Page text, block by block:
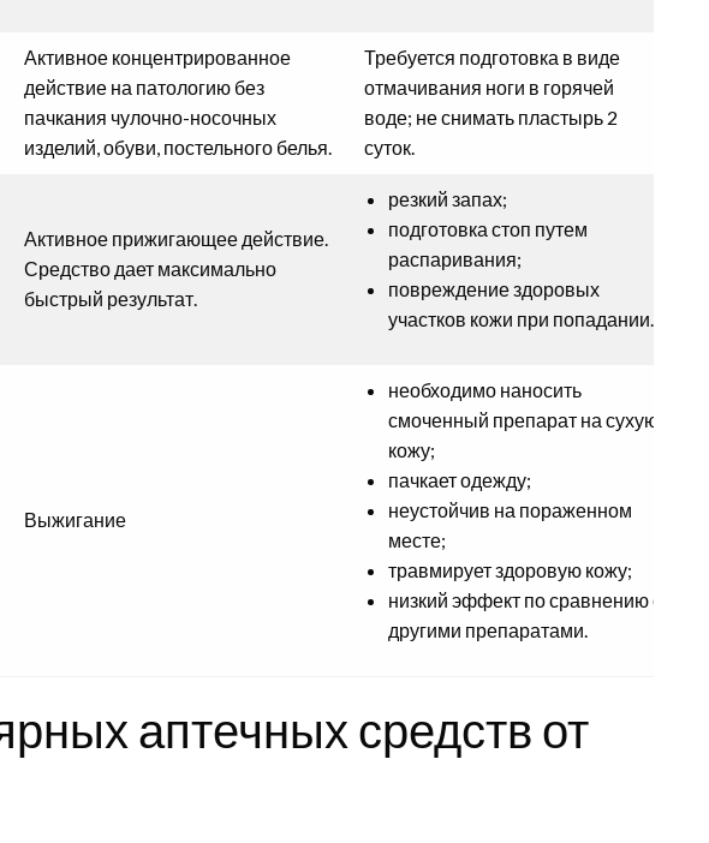
Активное концентрированное
действие на патологию без
пачкания чулочно-носочных
изделий, обуви, постельного белья.
Требуется подготовка в виде
отмачивания ноги в горячей
воде; не снимать пластырь 2
суток.
Активное прижигающее действие.
Средство дает максимально
быстрый результат.
резкий запах;
подготовка стоп путем
распаривания;
повреждение здоровых
участков кожи при попадании.
Выжигание
необходимо наносить
смоченный препарат на сухую
кожу;
пачкает одежду;
неустойчив на пораженном
месте;
травмирует здоровую кожу;
низкий эффект по сравнению с
другими препаратами.
аптечных средств от